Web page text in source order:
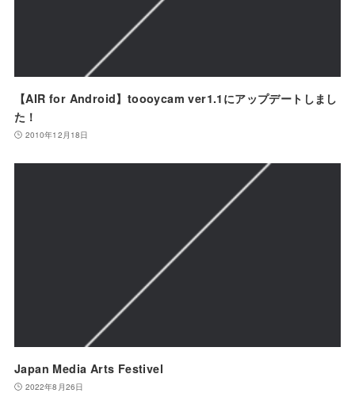
【AIR for Android】toooycam ver1.1にアップデートしまし
た！
2010年12月18日
Japan Media Arts Festivel
2022年8月26日